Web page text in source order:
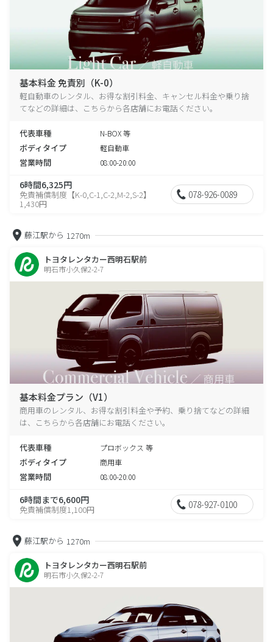
基本料金 免責別（K-0）
軽自動車のレンタル、お得な割引料金、キャンセル料金や乗り捨
てなどの詳細は、こちらから各店舗にお電話ください。
代表車種 N-BOX 等
ボディタイプ 軽自動車
営業時間 08:00-20:00
6時間6,325円
免責補償制度【K-0,C-1,C-2,M-2,S-2】
1,430円
078-926-0089
藤江駅から 1270m
トヨタレンタカー西明石駅前
明石市小久保2-2-7
基本料金プラン（V1）
商用車のレンタル、お得な割引料金や予約、乗り捨てなどの詳細
は、こちらから各店舗にお電話ください。
代表車種 プロボックス 等
ボディタイプ 商用車
営業時間 08:00-20:00
6時間まで6,600円
免責補償制度1,100円 078-927-0100
藤江駅から 1270m
トヨタレンタカー西明石駅前
明石市小久保2-2-7